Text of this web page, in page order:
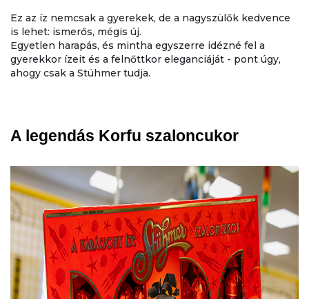
Ez az íz nemcsak a gyerekek, de a nagyszülők kedvence
is lehet: ismerős, mégis új.
Egyetlen harapás, és mintha egyszerre idézné fel a
gyerekkor ízeit és a felnőttkor eleganciáját - pont úgy,
ahogy csak a Stühmer tudja.
A legendás Korfu szaloncukor